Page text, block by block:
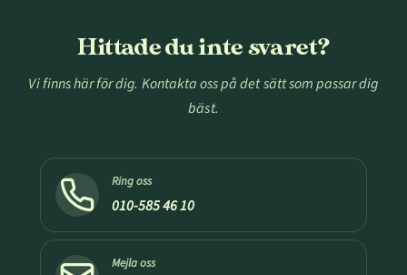
Hittade du inte svaret?
Vi finns här för dig. Kontakta oss på det sätt som passar dig
bäst.
Ring oss
010-585 46 10
Mejla oss